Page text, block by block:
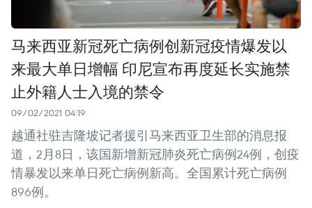
马来西亚新冠死亡病例创新冠疫情爆发以
来最大单日增幅 印尼宣布再度延长实施禁
止外籍人士入境的禁令
09/02/2021 04:19
越通社驻吉隆坡记者援引马来西亚卫生部的消息报
道，2月8日，该国新增新冠肺炎死亡病例24例，创疫
情暴发以来单日死亡病例新高。全国累计死亡病例
896例。